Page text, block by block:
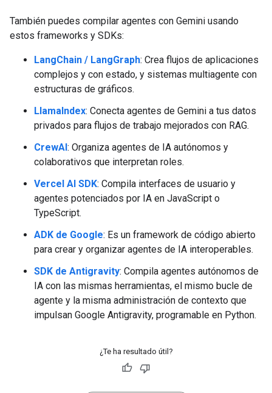
También puedes compilar agentes con Gemini usando
estos frameworks y SDKs:
LangChain / LangGraph: Crea flujos de aplicaciones
complejos y con estado, y sistemas multiagente con
estructuras de gráficos.
LlamaIndex: Conecta agentes de Gemini a tus datos
privados para flujos de trabajo mejorados con RAG.
CrewAI: Organiza agentes de IA autónomos y
colaborativos que interpretan roles.
Vercel AI SDK: Compila interfaces de usuario y
agentes potenciados por IA en JavaScript o
TypeScript.
ADK de Google: Es un framework de código abierto
para crear y organizar agentes de IA interoperables.
SDK de Antigravity: Compila agentes autónomos de
IA con las mismas herramientas, el mismo bucle de
agente y la misma administración de contexto que
impulsan Google Antigravity, programable en Python.
¿Te ha resultado útil?